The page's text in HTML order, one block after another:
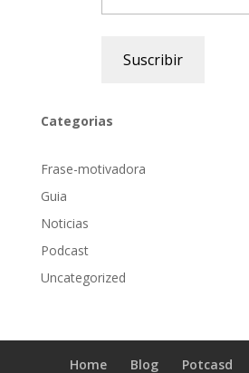
Suscribir
Categorias
Frase-motivadora
Guia
Noticias
Podcast
Uncategorized
Home Blog Potcasd